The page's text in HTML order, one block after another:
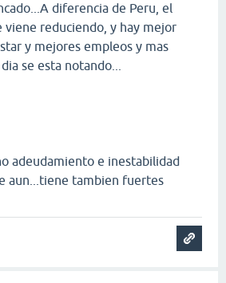
diferencia de Peru, el
viene reduciendo, y hay mejor
y mejores empleos y mas
se esta notando...
adeudamiento e inestabilidad
aun...tiene tambien fuertes